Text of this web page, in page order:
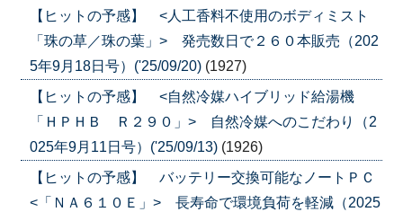
【ヒットの予感】 <人工香料不使用のボディミスト
「珠の草／珠の葉」> 発売数日で２６０本販売（202
5年9月18日号）('25/09/20) (1927)
【ヒットの予感】 <自然冷媒ハイブリッド給湯機
「ＨＰＨＢ Ｒ２９０」> 自然冷媒へのこだわり（2
025年9月11日号）('25/09/13) (1926)
【ヒットの予感】 バッテリー交換可能なノートＰＣ
<「ＮＡ６１０Ｅ」> 長寿命で環境負荷を軽減（2025